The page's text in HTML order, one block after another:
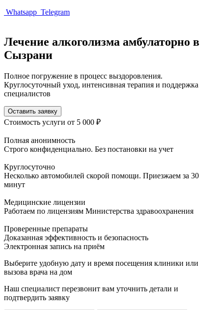
Whatsapp Telegram
Лечение алкоголизма амбулаторно в
Сызрани
Полное погружение в процесс выздоровления.
Круглосуточный уход, интенсивная терапия и поддержка
специалистов
Оставить заявку
Стоимость услуги от 5 000 ₽
Полная анонимность
Строго конфиденциально. Без постановки на учет
Круглосуточно
Несколько автомобилей скорой помощи. Приезжаем за 30
минут
Медицинские лицензии
Работаем по лицензиям Министерства здравоохранения
Проверенные препараты
Доказанная эффективность и безопасность
Электронная запись на приём
Выберите удобную дату и время посещения клиники или
вызова врача на дом
Наш специалист перезвонит вам уточнить детали и
подтвердить заявку